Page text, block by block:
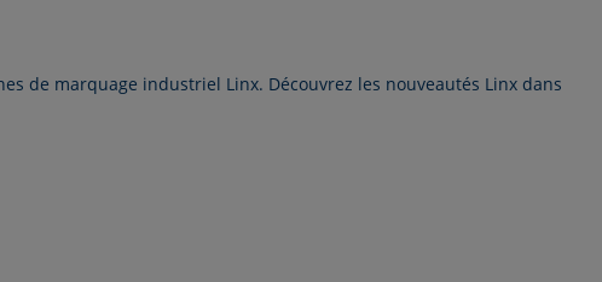
de marquage industriel Linx. Découvrez les nouveautés Linx dans